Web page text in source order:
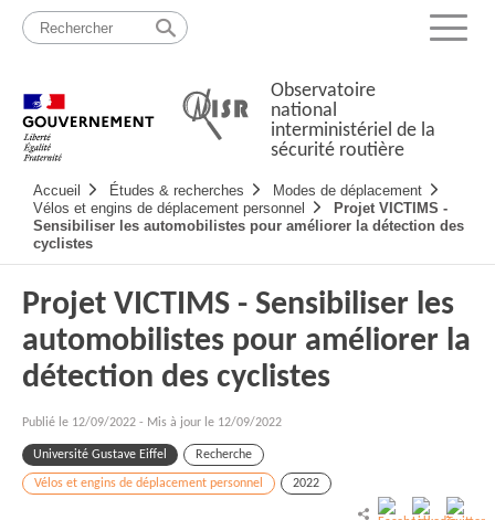
Passer
contenu
Menu
Observatoire
national
interministériel de la
sécurité routière
principale
Accueil Études & recherches
Modes de déplacement
Vélos et engins de déplacement personnel
Projet VICTIMS -
Sensibiliser les automobilistes pour améliorer la détection des
cyclistes
Projet VICTIMS - Sensibiliser les
automobilistes pour améliorer la
détection des cyclistes
Publié le 12/09/2022 - Mis à jour le 12/09/2022
Université Gustave Eiffel Recherche
Vélos et engins de déplacement personnel 2022